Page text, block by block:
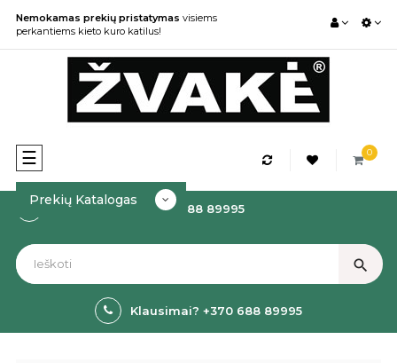
Nemokamas prekių pristatymas visiems
perkantiems kieto kuro katilus!
Toggle
navigation
☰ 0
Kaip Užsakyti? +370 688 89995
Prekių Katalogas
search
Klausimai? +370 688 89995